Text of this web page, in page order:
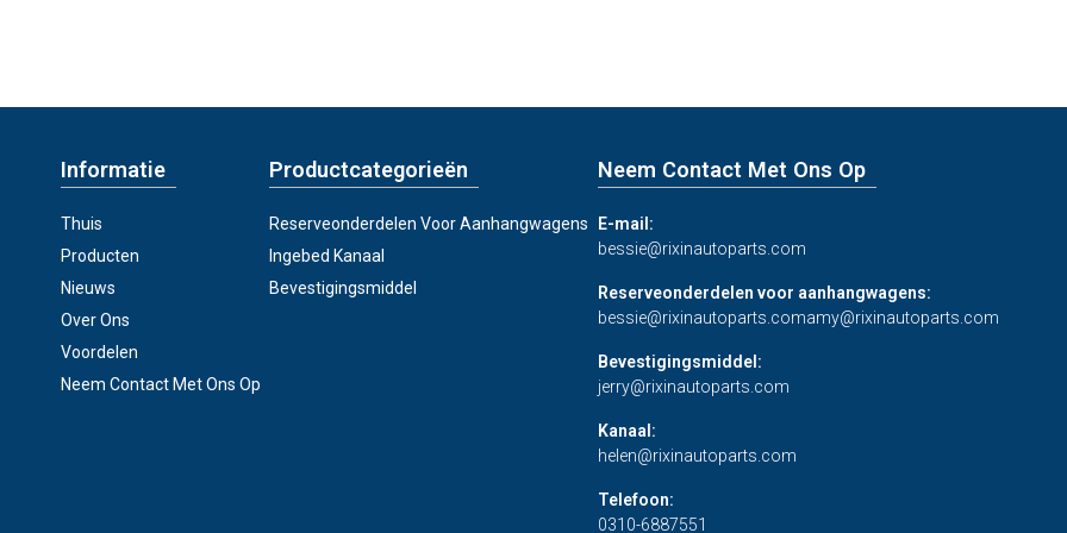
Informatie
Thuis
Producten
Nieuws
Over Ons
Voordelen
Neem Contact Met Ons Op
Productcategorieën
Reserveonderdelen Voor Aanhangwagens
Ingebed Kanaal
Bevestigingsmiddel
Neem Contact Met Ons Op
E-mail:
bessie@rixinautoparts.com
Reserveonderdelen voor aanhangwagens:
bessie@rixinautoparts.comamy@rixinautoparts.com
Bevestigingsmiddel:
jerry@rixinautoparts.com
Kanaal:
helen@rixinautoparts.com
Telefoon:
0310-6887551